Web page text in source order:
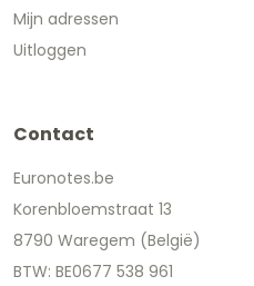
Mijn adressen
Uitloggen
Contact
Euronotes.be
Korenbloemstraat 13
8790 Waregem (België)
BTW: BE0677 538 961